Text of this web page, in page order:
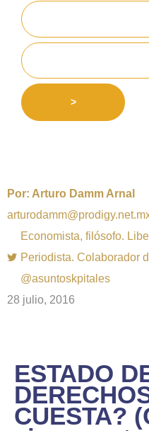
>
Por: Arturo Damm Arnal
Economista, filósofo.
Periodista. Colaborador
@asuntoskpitales
28 julio, 2016
ESTADO
CUESTA?